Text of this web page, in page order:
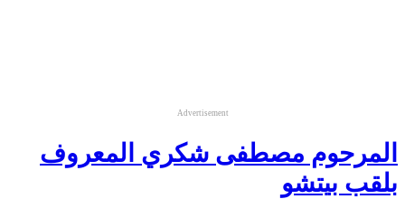
Advertisement
المرحوم مصطفى شكري المعروف
بلقب بيتشو